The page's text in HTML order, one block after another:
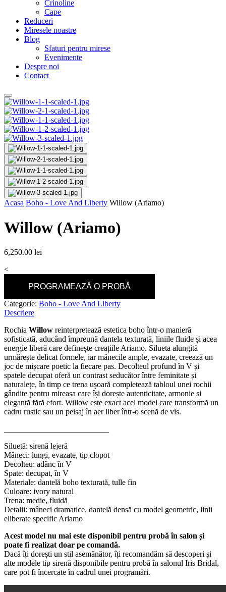
Crinoline
Cape
Reduceri
Miresele noastre
Blog
Sfaturi pentru mirese
Evenimente
Despre noi
Contact
Acasa Boho - Love And Liberty Willow (Ariamo)
Willow (Ariamo)
6,250.00 lei
<
PROGRAMEAZĂ O PROBĂ
Categorie: Boho - Love And Liberty
Descriere
Rochia Willow reinterpretează estetica boho într-o manieră
sofisticată, aducând împreună dantela texturată, liniile fluide și acea
energie liberă care definește creațiile Ariamo. Silueta alungită
urmărește delicat formele, iar mânecile ample, evazate, creează un
joc de mișcare poetic la fiecare pas. Decolteul profund în V și
spatele decupat oferă un contrast seducător între feminitate și
naturalețe, în timp ce trena ușoară completează tabloul unei rochii
gândite pentru mireasa care își dorește autenticitate, armonie și
eleganță fără efort. Willow este exact acel model care transformă un
cadru rustic sau un peisaj în aer liber într-o scenă de vis.
Siluetă: sirenă lejeră
Mâneci: lungi, evazate, tip clopot
Decolteu: adânc în V
Spate: decupat, în V
Materiale: dantelă boho texturată, tulle fin
Culoare: ivory natural
Trena: medie, fluidă
Detalii: mâneci dramatice, dantelă densă cu model geometric, linii
eliberate specific Ariamo
Acest model nu mai este disponibil pentru probă în salon și
poate fi realizat doar pe comandă.
Dacă îți dorești un stil asemănător, îți recomandăm să descoperi și
alte modele tip sirenă disponibile pentru probă în salonul Iris Bridal,
care pot fi încercate în cadrul unei programări.